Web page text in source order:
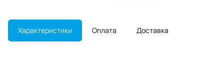
Характеристики Оплата Доставка